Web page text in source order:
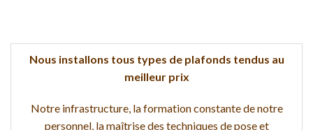
Nous installons tous types de plafonds tendus au
meilleur prix
Notre infrastructure, la formation constante de notre
personnel, la maîtrise des techniques de pose et